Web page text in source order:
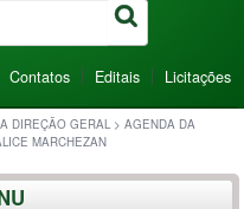
Contatos Editais Licitações
DIREÇÃO GERAL > AGENDA DA
MARCHEZAN